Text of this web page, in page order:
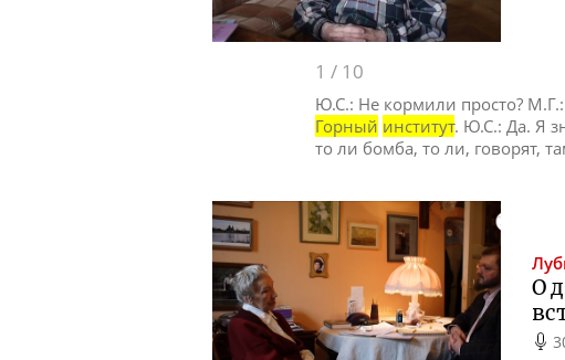
1 / 10
Ю.С.: Не кормили просто?
Горный институт. Ю.С.: Да. Я
то ли бомба, то ли, говорят,
О